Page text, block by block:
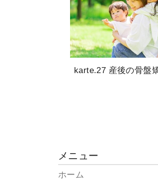
karte.27 産後の骨盤
メニュー
ホーム